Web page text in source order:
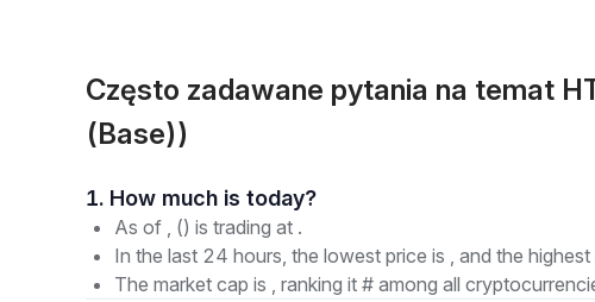
Często zadawane pytania na temat
(Base))
1. How much is today?
As of , () is trading at .
In the last 24 hours, the lowest price is , and the
The market cap is , ranking it # among all